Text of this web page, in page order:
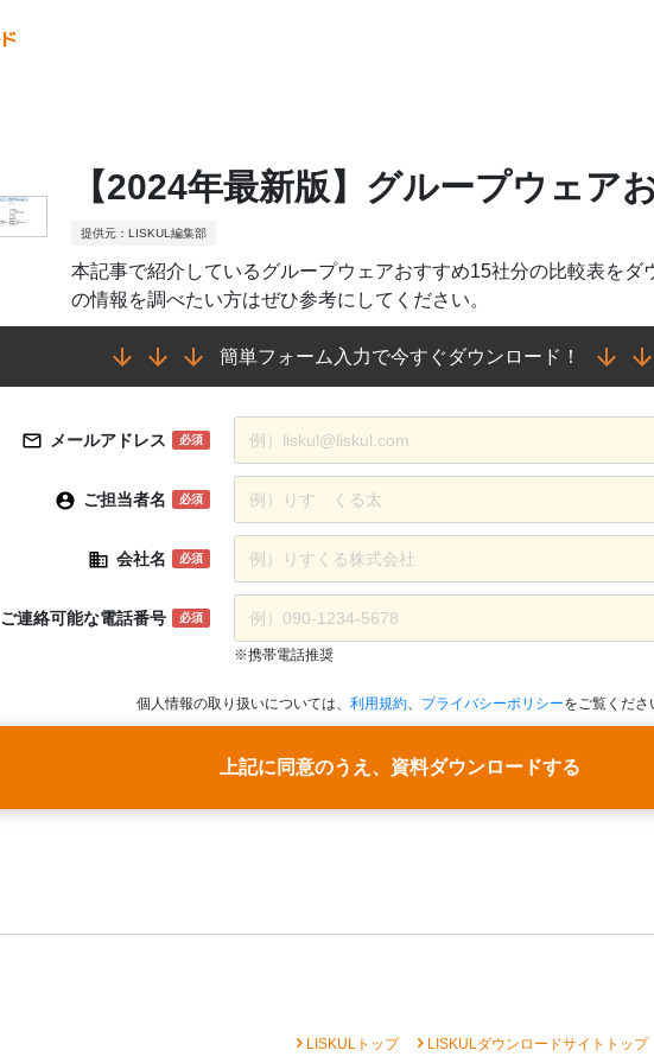
【2024年最新版】グループウェア
提供元：LISKUL編集部
本記事で紹介しているグループウェアおすすめ15社分の比較表を
の情報を調べたい方はぜひ参考にしてください。
簡単フォーム入力で今すぐダウンロード！
メールアドレス 必須
ご担当者名 必須
会社名 必須
ご連絡可能な電話番号 必須
※携帯電話推奨
個人情報の取り扱いについては、 利用規約、 プライバシーポリシーをご覧くださ
上記に同意のうえ、資料ダウンロードする
chevron_rightLISKULトップ chevron_rightLISKULダウンロードサイトトップ